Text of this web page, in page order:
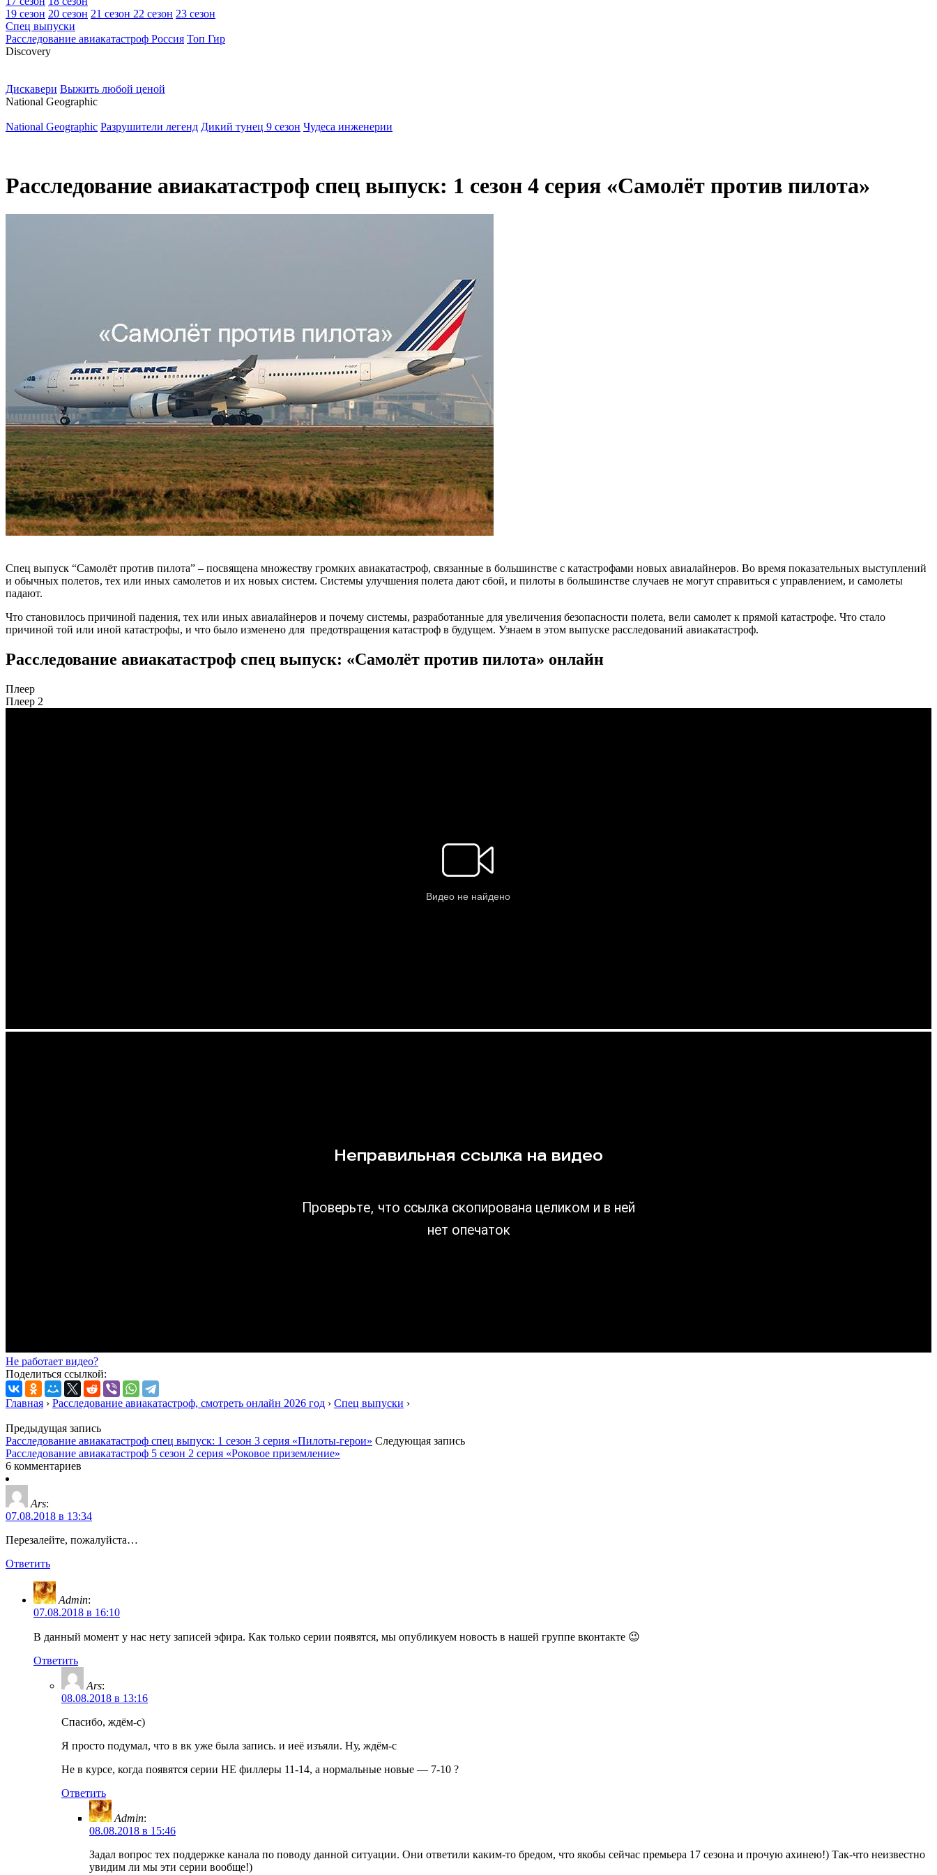
19 сезон 20 сезон 21 сезон 22 сезон 23 сезон
Спец выпуски
Расследование авиакатастроф Россия Топ Гир
Discovery
Дискавери Выжить любой ценой
National Geographic
National Geographic Разрушители легенд Дикий тунец 9 сезон Чудеса инженерии
Расследование авиакатастроф спец выпуск: 1 сезон 4 серия «Самолёт против пилота»
Спец выпуск “Самолёт против пилота” – посвящена множеству громких авиакатастроф, связанные в большинстве с катастрофами новых авиалайнеров. Во время показательных выступлений
и обычных полетов, тех или иных самолетов и их новых систем. Системы улучшения полета дают сбой, и пилоты в большинстве случаев не могут справиться с управлением, и самолеты
падают.
Что становилось причиной падения, тех или иных авиалайнеров и почему системы, разработанные для увеличения безопасности полета, вели самолет к прямой катастрофе. Что стало
причиной той или иной катастрофы, и что было изменено для предотвращения катастроф в будущем. Узнаем в этом выпуске расследований авиакатастроф.
Расследование авиакатастроф спец выпуск: «Самолёт против пилота» онлайн
Плеер
Плеер 2
Не работает видео?
Поделиться ссылкой:
Главная › Расследование авиакатастроф, смотреть онлайн 2026 год › Спец выпуски ›
Предыдущая запись
Расследование авиакатастроф спец выпуск: 1 сезон 3 серия «Пилоты-герои» Следующая запись
Расследование авиакатастроф 5 сезон 2 серия «Роковое приземление»
6 комментариев
Ars:
07.08.2018 в 13:34
Перезалейте, пожалуйста…
Ответить
Admin:
07.08.2018 в 16:10
В данный момент у нас нету записей эфира. Как только серии появятся, мы опубликуем новость в нашей группе вконтакте 😉
Ответить
Ars:
08.08.2018 в 13:16
Спасибо, ждём-с)
Я просто подумал, что в вк уже была запись. и иеё изъяли. Ну, ждём-с
Не в курсе, когда появятся серии НЕ филлеры 11-14, а нормальные новые — 7-10 ?
Ответить
Admin:
08.08.2018 в 15:46
Задал вопрос тех поддержке канала по поводу данной ситуации. Они ответили каким-то бредом, что якобы сейчас премьера 17 сезона и прочую ахинею!) Так-что неизвестно
увидим ли мы эти серии вообще!)